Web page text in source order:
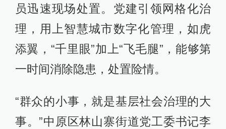
员迅速现场处置。党建引领网格化治
理，用上智慧城市数字化管理，如虎
添翼，“千里眼”加上“飞毛腿”，能够第
一时间消除隐患，处置险情。
“群众的小事，就是基层社会治理的大
事。”中原区林山寨街道党工委书记李